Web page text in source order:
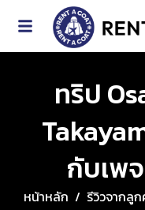
ทริป
กับเพ
หน้าหลัก / รีวิวจากลูก